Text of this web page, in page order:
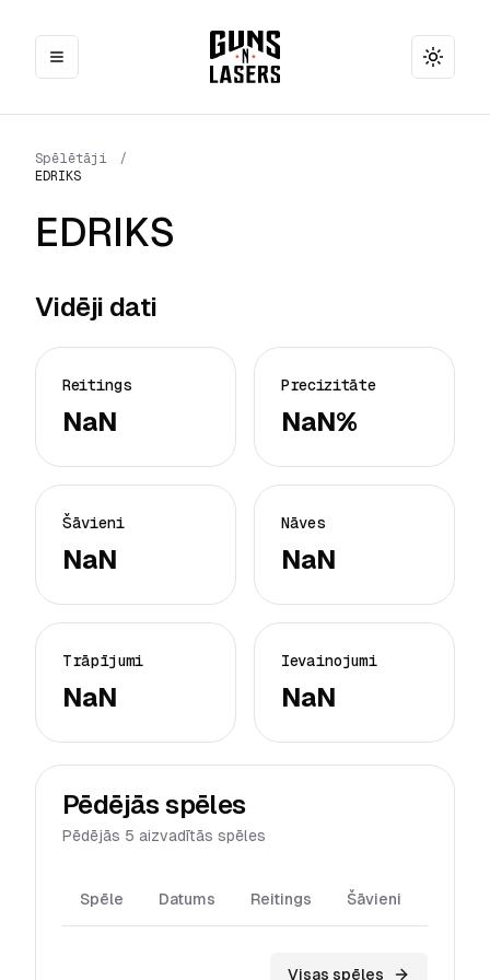
Toggle
Spēlētāji
/
EDRIKS
EDRIKS
Vidēji dati
Reitings
NaN
Precizitāte
NaN%
Šāvieni
NaN
Nāves
NaN
Trāpījumi
NaN
Ievainojumi
NaN
Pēdējās spēles
Pēdējās 5 aizvadītās spēles
Spēle Datums Reitings Šāvieni
Visas spēles